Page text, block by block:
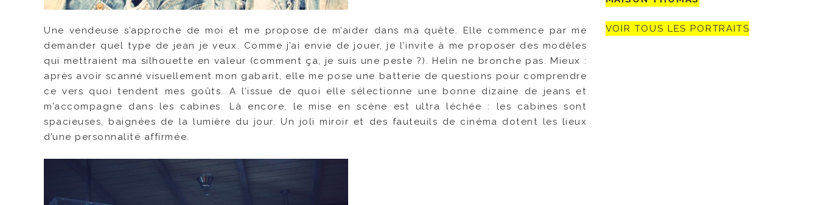
Une vendeuse s’approche de moi et me propose de m’aider dans ma quête. Elle commence par me
demander quel type de jean je veux. Comme j’ai envie de jouer, je l’invite à me proposer des modèles
qui mettraient ma silhouette en valeur (comment ça, je suis une peste ?). Helin ne bronche pas. Mieux :
après avoir scanné visuellement mon gabarit, elle me pose une batterie de questions pour comprendre
ce vers quoi tendent mes goûts. A l’issue de quoi elle sélectionne une bonne dizaine de jeans et
m’accompagne dans les cabines. Là encore, le mise en scène est ultra léchée : les cabines sont
spacieuses, baignées de la lumière du jour. Un joli miroir et des fauteuils de cinéma dotent les lieux
d’une personnalité affirmée.
VOIR TOUS LES PORTRAITS